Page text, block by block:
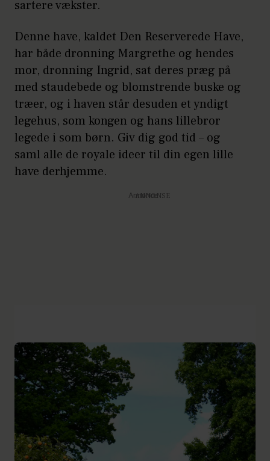
sartere vækster.
Denne have, kaldet Den Reserverede Have,
har både dronning Margrethe og hendes
mor, dronning Ingrid, sat deres præg på
med staudebede og blomstrende buske og
træer, og i haven står desuden et yndigt
legehus, som kongen og hans lillebror
legede i som børn. Giv dig god tid – og
saml alle de royale ideer til din egen lille
have derhjemme.
Annonce